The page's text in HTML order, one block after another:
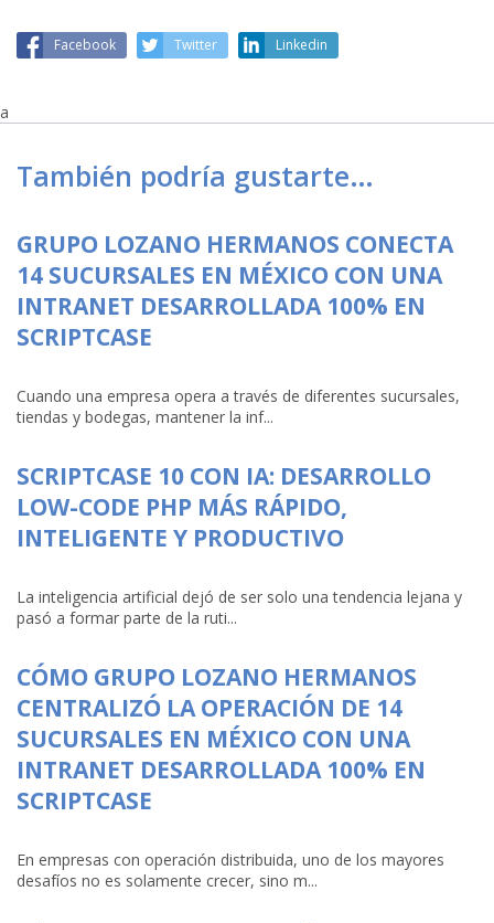
Facebook Twitter Linkedin
a
También podría gustarte…
GRUPO LOZANO HERMANOS CONECTA
14 SUCURSALES EN MÉXICO CON UNA
INTRANET DESARROLLADA 100% EN
SCRIPTCASE
Cuando una empresa opera a través de diferentes sucursales,
tiendas y bodegas, mantener la inf...
SCRIPTCASE 10 CON IA: DESARROLLO
LOW-CODE PHP MÁS RÁPIDO,
INTELIGENTE Y PRODUCTIVO
La inteligencia artificial dejó de ser solo una tendencia lejana y
pasó a formar parte de la ruti...
CÓMO GRUPO LOZANO HERMANOS
CENTRALIZÓ LA OPERACIÓN DE 14
SUCURSALES EN MÉXICO CON UNA
INTRANET DESARROLLADA 100% EN
SCRIPTCASE
En empresas con operación distribuida, uno de los mayores
desafíos no es solamente crecer, sino m...